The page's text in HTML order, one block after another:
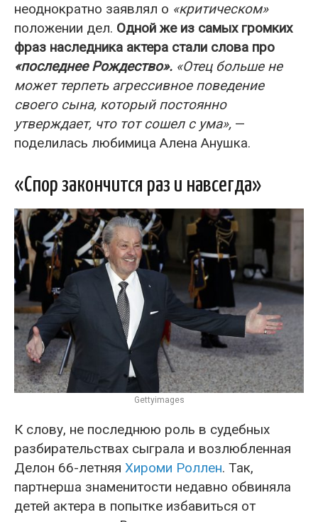
неоднократно заявлял о «критическом»
положении дел. Одной же из самых громких
фраз наследника актера стали слова про
«последнее Рождество». «Отец больше не
может терпеть агрессивное поведение
своего сына, который постоянно
утверждает, что тот сошел с ума», —
поделилась любимица Алена Анушка.
«Спор закончится раз и навсегда»
Gettyimages
К слову, не последнюю роль в судебных
разбирательствах сыграла и возлюбленная
Делон 66-летняя Хироми Роллен. Так,
партнерша знаменитости недавно обвиняла
детей актера в попытке избавиться от